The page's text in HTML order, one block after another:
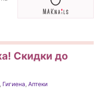
Скидки до
Гигиена Аптеки